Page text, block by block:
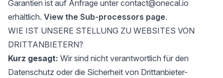
Garantien ist auf Anfrage unter contact@onecal.io
erhältlich. View the Sub-processors page.
WIE IST UNSERE STELLUNG ZU WEBSITES VON
DRITTANBIETERN?
Kurz gesagt: Wir sind nicht verantwortlich für den
Datenschutz oder die Sicherheit von Drittanbieter-